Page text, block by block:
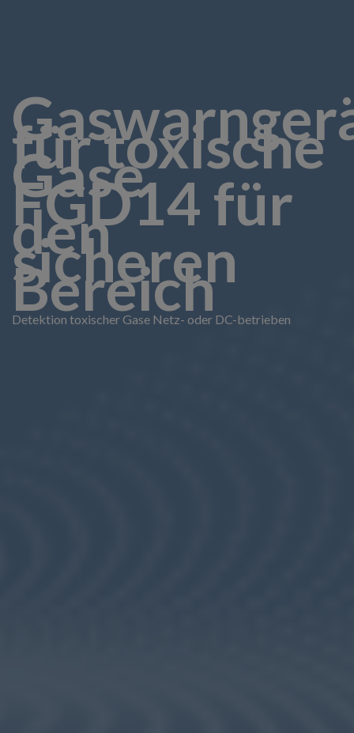
für toxische
Gase
FGD14 für
den
sicheren
Bereich
Detektion toxischer Gase Netz- oder DC-betrieben